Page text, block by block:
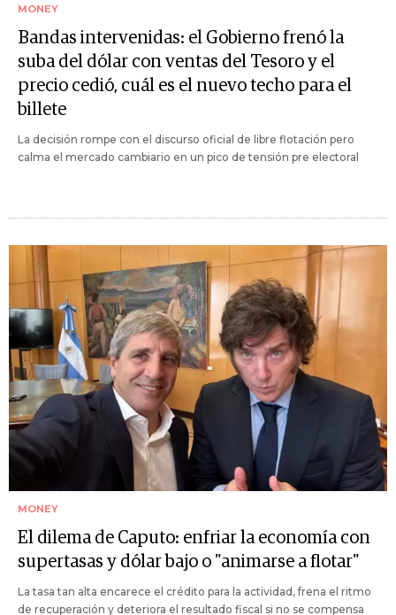
MONEY
Bandas intervenidas: el Gobierno frenó la
suba del dólar con ventas del Tesoro y el
precio cedió, cuál es el nuevo techo para el
billete
La decisión rompe con el discurso oficial de libre flotación pero
calma el mercado cambiario en un pico de tensión pre electoral
MONEY
El dilema de Caputo: enfriar la economía con
supertasas y dólar bajo o "animarse a flotar"
La tasa tan alta encarece el crédito para la actividad, frena el ritmo
de recuperación y deteriora el resultado fiscal si no se compensa